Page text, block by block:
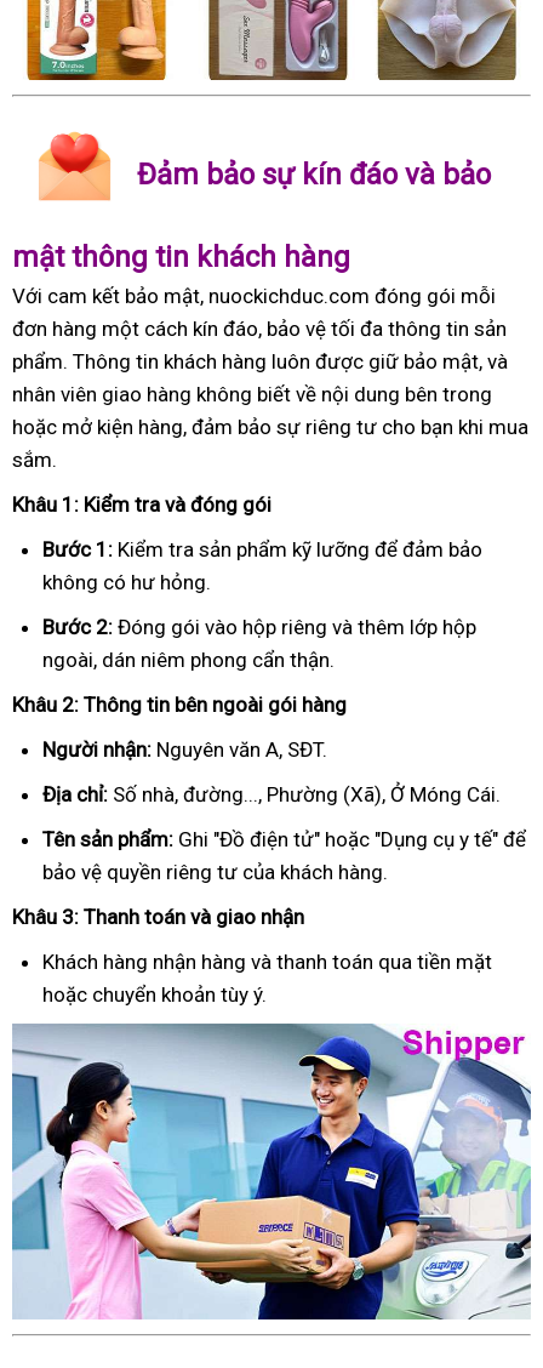
Đảm bảo sự kín đáo và bảo
mật thông tin khách hàng
Với cam kết bảo mật, nuockichduc.com đóng gói mỗi
đơn hàng một cách kín đáo, bảo vệ tối đa thông tin sản
phẩm. Thông tin khách hàng luôn được giữ bảo mật, và
nhân viên giao hàng không biết về nội dung bên trong
hoặc mở kiện hàng, đảm bảo sự riêng tư cho bạn khi mua
sắm.
Khâu 1: Kiểm tra và đóng gói
Bước 1: Kiểm tra sản phẩm kỹ lưỡng để đảm bảo
không có hư hỏng.
Bước 2: Đóng gói vào hộp riêng và thêm lớp hộp
ngoài, dán niêm phong cẩn thận.
Khâu 2: Thông tin bên ngoài gói hàng
Người nhận: Nguyên văn A, SĐT.
Địa chỉ: Số nhà, đường..., Phường (Xã), Ở Móng Cái.
Tên sản phẩm: Ghi "Đồ điện tử" hoặc "Dụng cụ y tế" để
bảo vệ quyền riêng tư của khách hàng.
Khâu 3: Thanh toán và giao nhận
Khách hàng nhận hàng và thanh toán qua tiền mặt
hoặc chuyển khoản tùy ý.